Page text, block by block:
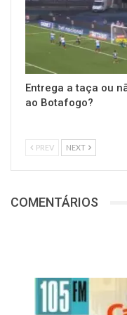
Entrega a taça ou
ao Botafogo?
PREV NEXT
COMENTÁRIOS